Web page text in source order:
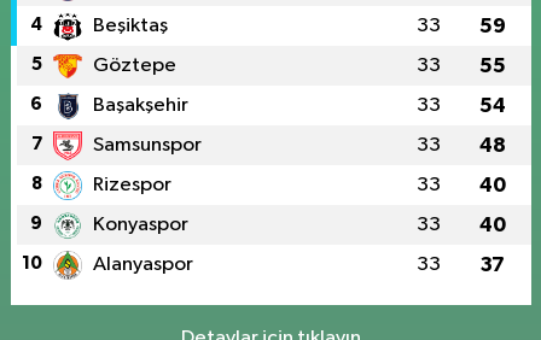
4 Beşiktaş 33 59
5 Göztepe 33 55
6 Başakşehir 33 54
7 Samsunspor 33 48
8 Rizespor 33 40
9 Konyaspor 33 40
10 Alanyaspor 33 37